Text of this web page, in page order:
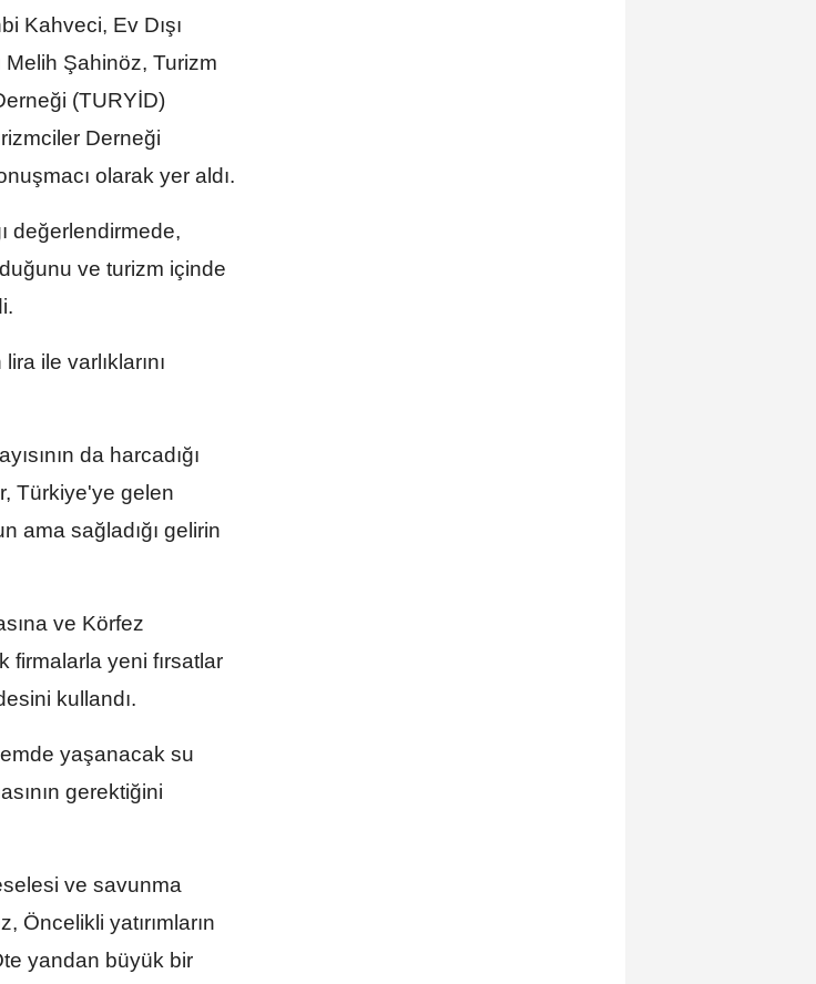
Kahveci, Ev Dışı
Şahinöz, Turizm
(TURYİD)
Derneği
olarak yer aldı.
değerlendirmede,
ve turizm içinde
ile varlıklarını
da harcadığı
Türkiye'ye gelen
ama sağladığı gelirin
ve Körfez
firmalarla yeni fırsatlar
kullandı.
yaşanacak su
gerektiğini
ve savunma
yatırımların
yandan büyük bir